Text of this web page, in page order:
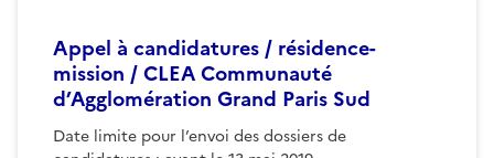
Appel à candidatures / résidence-
mission / CLEA Communauté
d’Agglomération Grand Paris Sud
Date limite pour l’envoi des dossiers de